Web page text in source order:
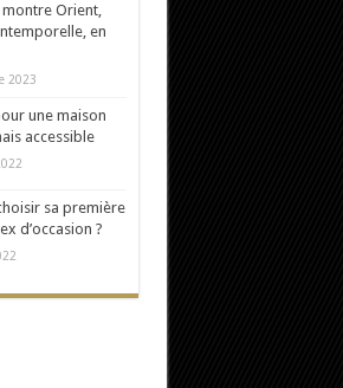
Orient,
en
2023
une maison
accessible
sa première
d’occasion ?